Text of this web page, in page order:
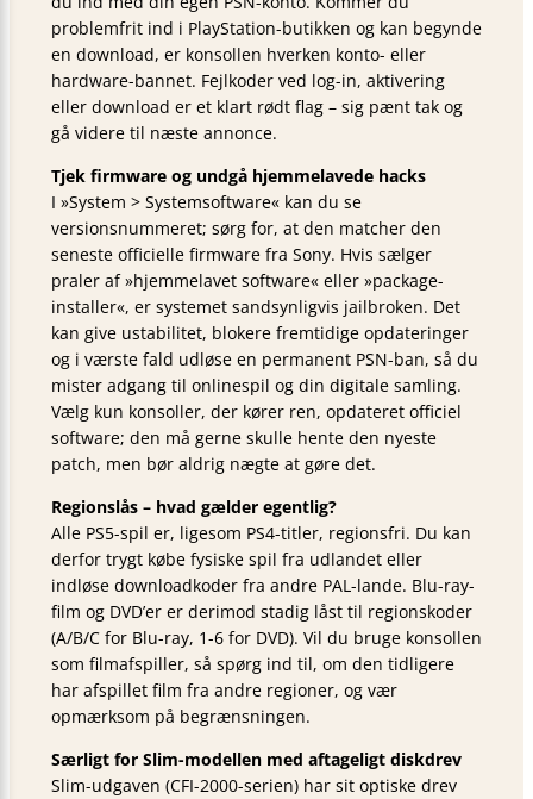
problemfrit ind i PlayStation-butikken og kan begynde
en download, er konsollen hverken konto- eller
hardware-bannet. Fejlkoder ved log-in, aktivering
eller download er et klart rødt flag – sig pænt tak og
gå videre til næste annonce.
Tjek firmware og undgå hjemmelavede hacks
I »System > Systemsoftware« kan du se
versionsnummeret; sørg for, at den matcher den
seneste officielle firmware fra Sony. Hvis sælger
praler af »hjemmelavet software« eller »package-
installer«, er systemet sandsynligvis jailbroken. Det
kan give ustabilitet, blokere fremtidige opdateringer
og i værste fald udløse en permanent PSN-ban, så du
mister adgang til onlinespil og din digitale samling.
Vælg kun konsoller, der kører ren, opdateret officiel
software; den må gerne skulle hente den nyeste
patch, men bør aldrig nægte at gøre det.
Regionslås – hvad gælder egentlig?
Alle PS5-spil er, ligesom PS4-titler, regionsfri. Du kan
derfor trygt købe fysiske spil fra udlandet eller
indløse downloadkoder fra andre PAL-lande. Blu-ray-
film og DVD’er er derimod stadig låst til regionskoder
(A/B/C for Blu-ray, 1-6 for DVD). Vil du bruge konsollen
som filmafspiller, så spørg ind til, om den tidligere
har afspillet film fra andre regioner, og vær
opmærksom på begrænsningen.
Særligt for Slim-modellen med aftageligt diskdrev
Slim-udgaven (CFI-2000-serien) har sit optiske drev